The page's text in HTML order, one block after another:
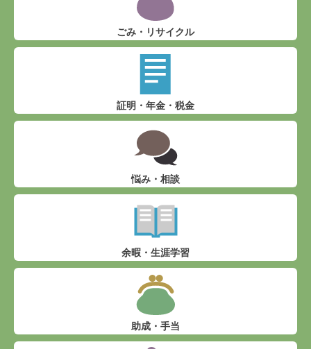
ごみ・リサイクル
証明・年金・税金
悩み・相談
余暇・生涯学習
助成・手当